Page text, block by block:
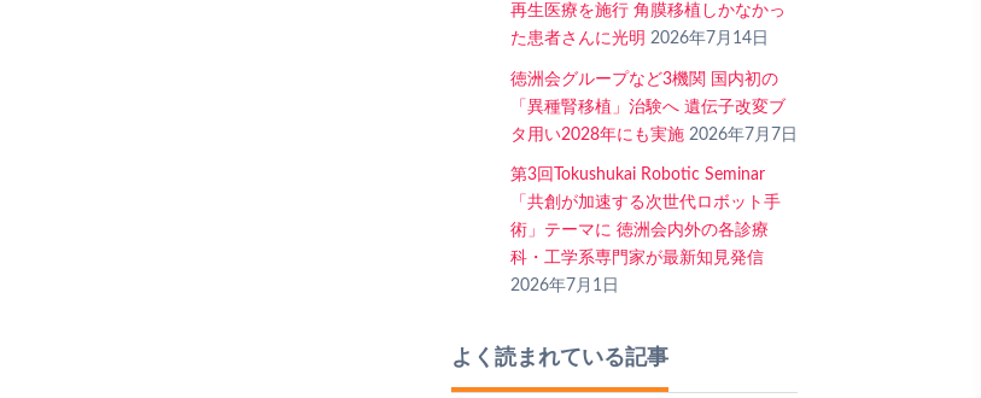
再生医療を施行 角膜移植しかなかっ
た患者さんに光明 2026年7月14日
徳洲会グループなど3機関 国内初の
「異種腎移植」治験へ 遺伝子改変ブ
タ用い2028年にも実施 2026年7月7日
第3回Tokushukai Robotic Seminar
「共創が加速する次世代ロボット手
術」テーマに 徳洲会内外の各診療
科・工学系専門家が最新知見発信
2026年7月1日
よく読まれている記事